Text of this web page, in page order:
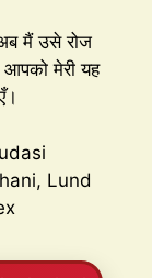
मैं उसे रोज
आपको मेरी यह
Lund